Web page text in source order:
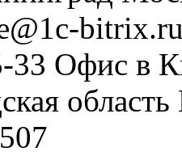
33 Офис в
область